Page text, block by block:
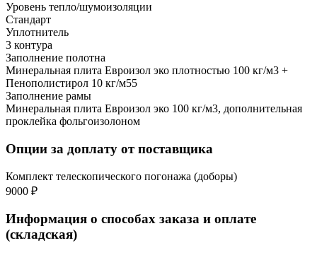
Уровень тепло/шумоизоляции
Стандарт
Уплотнитель
3 контура
Заполнение полотна
Минеральная плита Евроизол эко плотностью 100 кг/м3 +
Пенополистирол 10 кг/м55
Заполнение рамы
Минеральная плита Евроизол эко 100 кг/м3, дополнительная
проклейка фольгоизолоном
Опции за доплату от поставщика
Комплект телескопического погонажа (доборы)
9000 ₽
Информация о способах заказа и оплате
(складская)